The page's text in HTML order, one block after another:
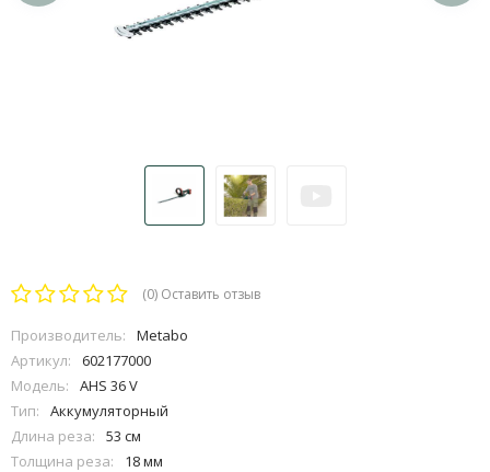
(0) Оставить отзыв
Производитель:
Metabo
Артикул:
602177000
Модель:
AHS 36 V
Тип:
Аккумуляторный
Длина реза:
53 см
Толщина реза:
18 мм